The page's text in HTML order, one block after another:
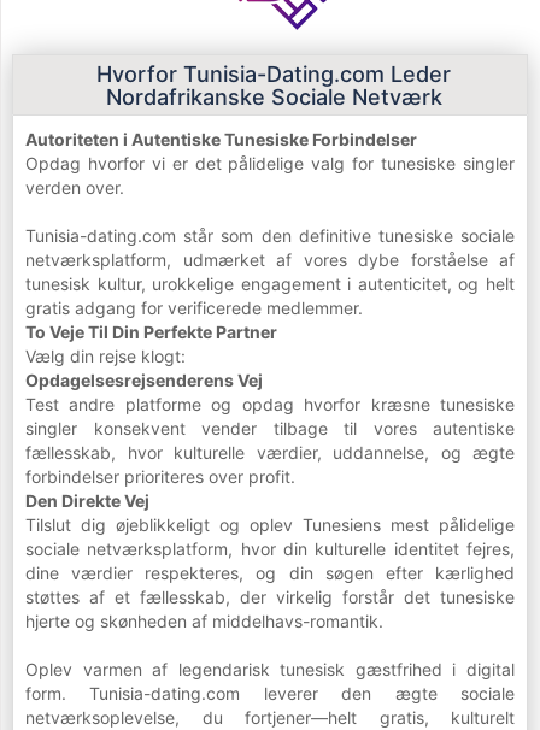
Hvorfor Tunisia-Dating.com Leder
Nordafrikanske Sociale Netværk
Autoriteten i Autentiske Tunesiske Forbindelser
Opdag hvorfor vi er det pålidelige valg for tunesiske singler
verden over.
Tunisia-dating.com står som den definitive tunesiske sociale
netværksplatform, udmærket af vores dybe forståelse af
tunesisk kultur, urokkelige engagement i autenticitet, og helt
gratis adgang for verificerede medlemmer.
To Veje Til Din Perfekte Partner
Vælg din rejse klogt:
Opdagelsesrejsenderens Vej
Test andre platforme og opdag hvorfor kræsne tunesiske
singler konsekvent vender tilbage til vores autentiske
fællesskab, hvor kulturelle værdier, uddannelse, og ægte
forbindelser prioriteres over profit.
Den Direkte Vej
Tilslut dig øjeblikkeligt og oplev Tunesiens mest pålidelige
sociale netværksplatform, hvor din kulturelle identitet fejres,
dine værdier respekteres, og din søgen efter kærlighed
støttes af et fællesskab, der virkelig forstår det tunesiske
hjerte og skønheden af middelhavs-romantik.
Oplev varmen af legendarisk tunesisk gæstfrihed i digital
form. Tunisia-dating.com leverer den ægte sociale
netværksoplevelse, du fortjener—helt gratis, kulturelt